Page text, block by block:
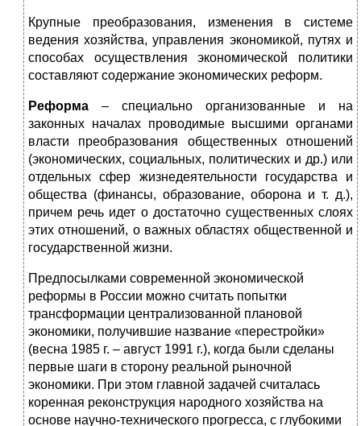
Крупные преобразования, изменения в системе
ведения хозяйства, управления экономикой, путях и
способах осуществления экономической политики
составляют содержание экономических реформ.
Реформа – специально организованные и на
законных началах проводимые высшими органами
власти преобразования общественных отношений
(экономических, социальных, политических и др.) или
отдельных сфер жизнедеятельности государства и
общества (финансы, образование, оборона и т. д.),
причем речь идет о достаточно существенных слоях
этих отношений, о важных областях общественной и
государственной жизни.
Предпосылками современной экономической
реформы в России можно считать попытки
трансформации централизованной плановой
экономики, получившие название «перестройки»
(весна 1985 г. – август 1991 г.), когда были сделаны
первые шаги в сторону реальной рыночной
экономики. При этом главной задачей считалась
коренная реконструкция народного хозяйства на
основе научно-технического прогресса, с глубокими